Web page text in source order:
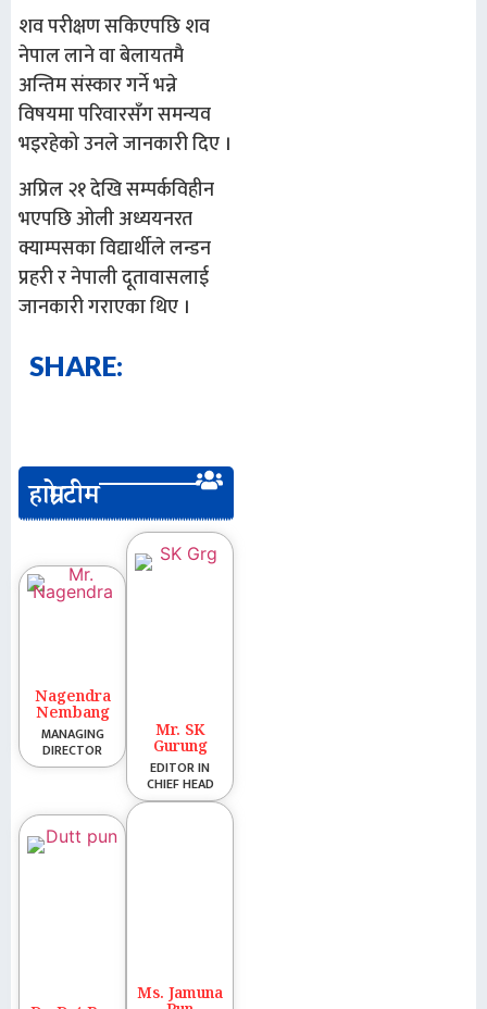
शव परीक्षण सकिएपछि शव
नेपाल लाने वा बेलायतमै
अन्तिम संस्कार गर्ने भन्ने
विषयमा परिवारसँग समन्यव
भइरहेको उनले जानकारी दिए ।
अप्रिल २१ देखि सम्पर्कविहीन
भएपछि ओली अध्ययनरत
क्याम्पसका विद्यार्थीले लन्डन
प्रहरी र नेपाली दूतावासलाई
जानकारी गराएका थिए ।
SHARE:
हाम्रो टीम
Nagendra
Nembang
MANAGING
DIRECTOR
Mr. SK
Gurung
EDITOR IN
CHIEF HEAD
Ms. Jamuna